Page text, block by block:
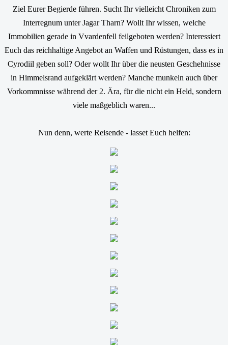
Ziel Eurer Begierde führen. Sucht Ihr vielleicht Chroniken zum
Interregnum unter Jagar Tharn? Wollt Ihr wissen, welche
Immobilien gerade in Vvardenfell feilgeboten werden? Interessiert
Euch das reichhaltige Angebot an Waffen und Rüstungen, dass es in
Cyrodiil geben soll? Oder wollt Ihr über die neusten Geschehnisse
in Himmelsrand aufgeklärt werden? Manche munkeln auch über
Vorkommnisse während der 2. Ära, für die nicht ein Held, sondern
viele maßgeblich waren...
Nun denn, werte Reisende - lasset Euch helfen: